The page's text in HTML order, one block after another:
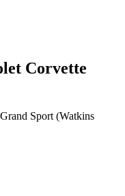
Corvette
Sport (Watkins